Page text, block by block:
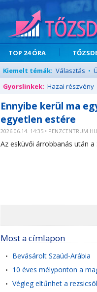
TOP 24 ÓRA
Kiemelt témák: Választás •
Gyorslinkek: Hazai részvény
Ennyibe kerül ma
egyetlen estére
2026.06.14. 14:35 • PENZCENTRUM.HU
Az esküvői árrobbanás után
Most a címlapon
• Bevásárolt Szaúd-Arábia
• 10 éves mélyponton a
• Végleg eltűnhet a